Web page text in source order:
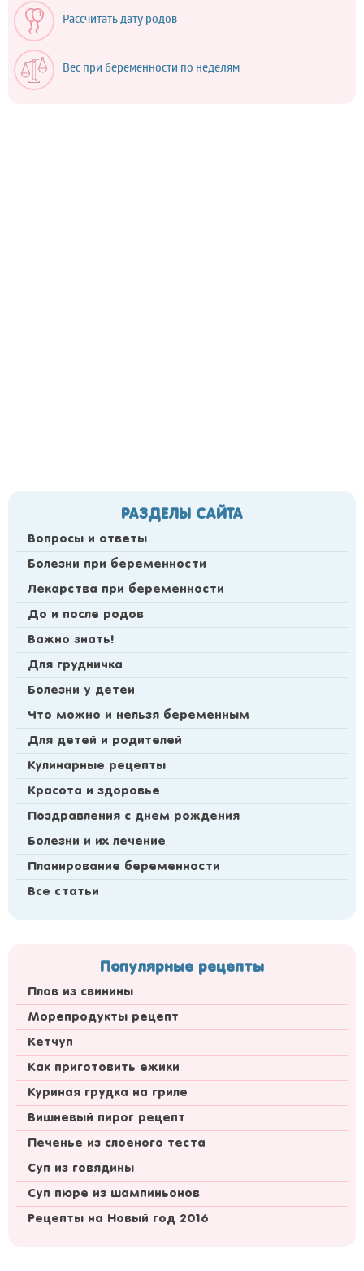
Рассчитать дату родов
Вес при беременности по неделям
РАЗДЕЛЫ САЙТА
Вопросы и ответы
Болезни при беременности
Лекарства при беременности
До и после родов
Важно знать!
Для грудничка
Болезни у детей
Что можно и нельзя беременным
Для детей и родителей
Кулинарные рецепты
Красота и здоровье
Поздравления с днем рождения
Болезни и их лечение
Планирование беременности
Все статьи
Популярные рецепты
Плов из свинины
Морепродукты рецепт
Кетчуп
Как приготовить ежики
Куриная грудка на гриле
Вишневый пирог рецепт
Печенье из слоеного теста
Суп из говядины
Суп пюре из шампиньонов
Рецепты на Новый год 2016